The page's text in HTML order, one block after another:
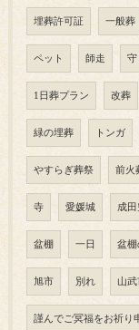
埋葬許可証 一般葬
ペット 師走 守
1日葬プラン 改葬
緑の埋葬 トンガ
やすらぎ葬祭 前火
寺 愛媛城 成
盆棚 一日 盆棚
旭市 別れ 山
謹んでご冥福をお祈り